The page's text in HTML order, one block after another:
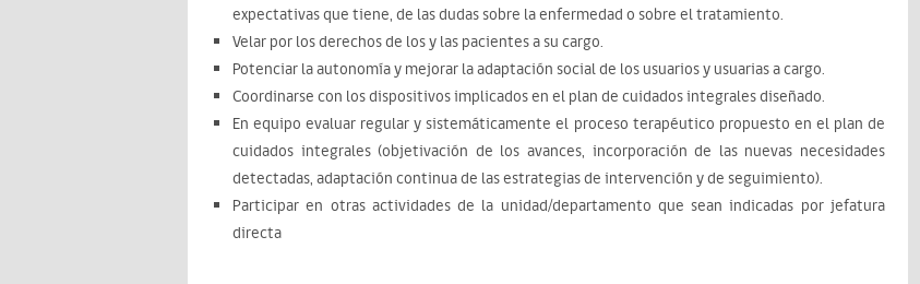
expectativas que tiene, de las dudas sobre la enfermedad o sobre el tratamiento.
Velar por los derechos de los y las pacientes a su cargo.
Potenciar la autonomía y mejorar la adaptación social de los usuarios y usuarias a cargo.
Coordinarse con los dispositivos implicados en el plan de cuidados integrales diseñado.
En equipo evaluar regular y sistemáticamente el proceso terapéutico propuesto en el plan de
cuidados integrales (objetivación de los avances, incorporación de las nuevas necesidades
detectadas, adaptación continua de las estrategias de intervención y de seguimiento).
Participar en otras actividades de la unidad/departamento que sean indicadas por jefatura
directa